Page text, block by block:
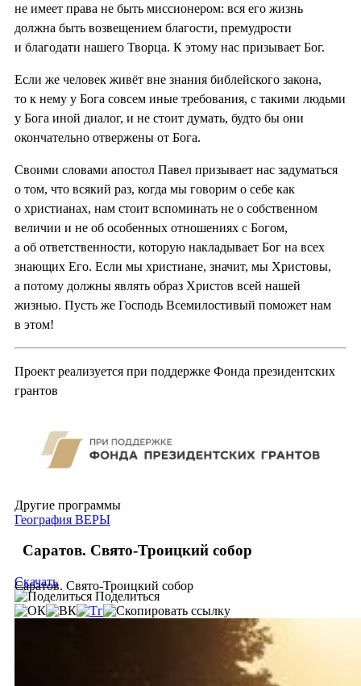
не имеет права не быть миссионером: вся его жизнь
должна быть возвещением благости, премудрости
и благодати нашего Творца. К этому нас призывает Бог.
Если же человек живёт вне знания библейского закона,
то к нему у Бога совсем иные требования, с такими людьми
у Бога иной диалог, и не стоит думать, будто бы они
окончательно отвержены от Бога.
Своими словами апостол Павел призывает нас задуматься
о том, что всякий раз, когда мы говорим о себе как
о христианах, нам стоит вспоминать не о собственном
величии и не об особенных отношениях с Богом,
а об ответственности, которую накладывает Бог на всех
знающих Его. Если мы христиане, значит, мы Христовы,
а потому должны являть образ Христов всей нашей
жизнью. Пусть же Господь Всемилостивый поможет нам
в этом!
Проект реализуется при поддержке Фонда президентских
грантов
Другие программы
География ВЕРЫ
Саратов. Свято-Троицкий собор
Саратов. Свято-Троицкий собор
Скачать
Поделиться